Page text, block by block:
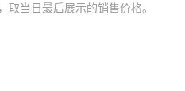
当日最后展示的销售价格。